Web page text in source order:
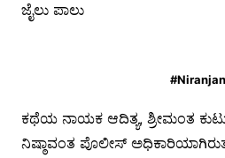
ಜೈಲು ಪಾಲು
#Niranjan
ಕಥೆಯ ನಾಯಕ ಆದಿತ್ಯ, ಶ್ರೀಮಂತ
ನಿಷ್ಠಾವಂತ ಪೊಲೀಸ್